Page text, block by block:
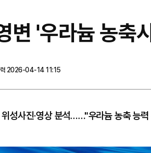
변 '우라늄 농축
2026-04-14 11:15
성사진·영상 분석……"우라늄 농축 능력